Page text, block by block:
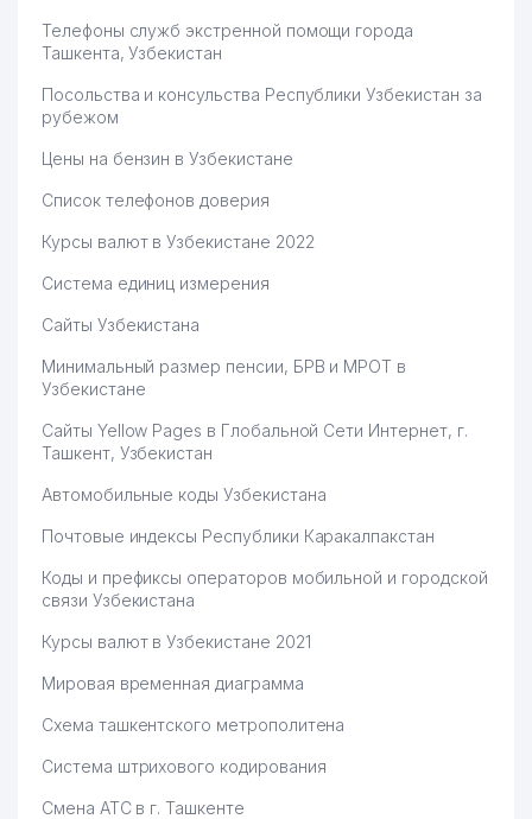
Телефоны служб экстренной помощи города
Ташкента, Узбекистан
Посольства и консульства Республики Узбекистан за
рубежом
Цены на бензин в Узбекистане
Список телефонов доверия
Курсы валют в Узбекистане 2022
Система единиц измерения
Сайты Узбекистана
Минимальный размер пенсии, БРВ и МРОТ в
Узбекистане
Сайты Yellow Pages в Глобальной Сети Интернет, г.
Ташкент, Узбекистан
Автомобильные коды Узбекистана
Почтовые индексы Республики Каракалпакстан
Коды и префиксы операторов мобильной и городской
связи Узбекистана
Курсы валют в Узбекистане 2021
Мировая временная диаграмма
Схема ташкентского метрополитена
Система штрихового кодирования
Смена АТС в г. Ташкенте